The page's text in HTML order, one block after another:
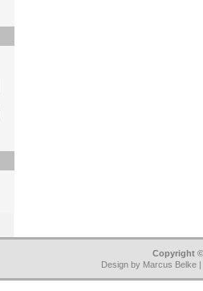
Copyright
Design by Marcus Belke